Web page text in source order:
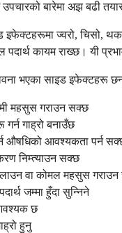
बारेमा अझ बढी
ज्वरो, चिसो,
कायम राख्छ। यी
भएका साइड इफेक्टहरू
महसुस गराउन सक्छ
गाह्रो बनाउँछ
औषधिको आवश्यकता पर्न
निम्त्याउन सक्छ
वा कोमल महसुस
जम्मा हुँदा सुन्निने
आवश्यक छ
हुनु